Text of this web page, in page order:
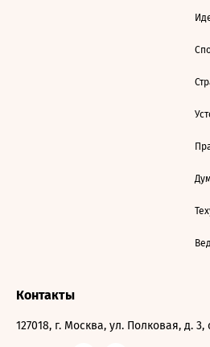
Контакты
127018, г. Москва, ул. Полковая, д. 3,